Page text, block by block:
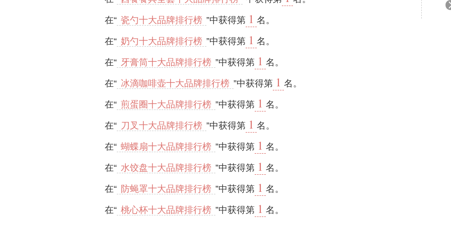
在“ 瓷勺十大品牌排行榜 ”中获得第 1 名。
在“ 奶勺十大品牌排行榜 ”中获得第 1 名。
在“ 牙膏筒十大品牌排行榜 ”中获得第 1 名。
在“ 冰滴咖啡壶十大品牌排行榜 ”中获得第 1 名。
在“ 煎蛋圈十大品牌排行榜 ”中获得第 1 名。
在“ 刀叉十大品牌排行榜 ”中获得第 1 名。
在“ 蝴蝶扇十大品牌排行榜 ”中获得第 1 名。
在“ 水饺盘十大品牌排行榜 ”中获得第 1 名。
在“ 防蝇罩十大品牌排行榜 ”中获得第 1 名。
在“ 桃心杯十大品牌排行榜 ”中获得第 1 名。